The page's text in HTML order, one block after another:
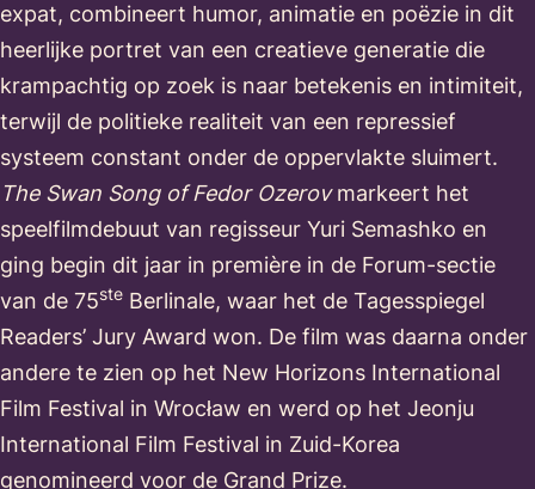
expat, combineert humor, animatie en poëzie in dit
heerlijke portret van een creatieve generatie die
krampachtig op zoek is naar betekenis en intimiteit,
terwijl de politieke realiteit van een repressief
systeem constant onder de oppervlakte sluimert.
The Swan Song of Fedor Ozerovmarkeert het
speelfilmdebuut van regisseur Yuri Semashko en
ging begin dit jaar in première in de Forum-sectie
van de 75ste Berlinale, waar het de Tagesspiegel
Readers’ Jury Award won. De film was daarna onder
andere te zien op het New Horizons International
Film Festival in Wrocław en werd op het Jeonju
International Film Festival in Zuid-Korea
genomineerd voor de Grand Prize.